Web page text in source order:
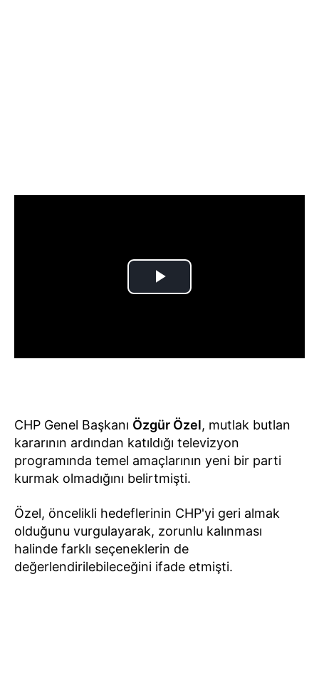
CHP Genel Başkanı Özgür Özel, mutlak butlan
kararının ardından katıldığı televizyon
programında temel amaçlarının yeni bir parti
kurmak olmadığını belirtmişti.
Özel, öncelikli hedeflerinin CHP'yi geri almak
olduğunu vurgulayarak, zorunlu kalınması
halinde farklı seçeneklerin de
değerlendirilebileceğini ifade etmişti.